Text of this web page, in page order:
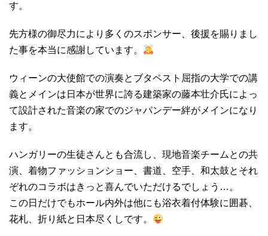
す。
先方様の御尽力により多くのスポンサー、後援を賜りまし
た事を本当に感謝しています。
ウィーンの大使館での演奏とブタペスト屈指の大学での講
義とメインは日本が世界に誇る建築家の藤本壮介氏によっ
て設計された音楽の家でのジャパンデー絆がメインになり
ます。
ハンガリーの生徒さんとも合流し、現地音楽チームとの共
演、着物ファッションショー、書道、空手、和太鼓とそれ
ぞれのコラボはきっと喜んでいただけるでしょう…。
この日だけでもホール内外は他にも浴衣着付体験に囲碁、
花札、折り紙と日本尽くしです。